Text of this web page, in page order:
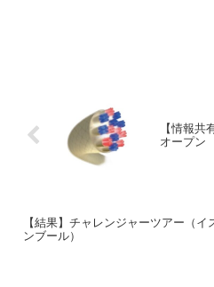
【情報共
オープン
【結果】チャレンジャーツアー（イ
ンブール）